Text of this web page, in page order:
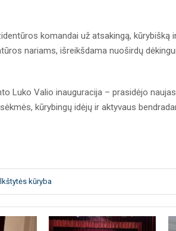
komandai už atsakingą, kūrybišką
nariams, išreikšdama nuoširdų
Luko Valio inauguracija – prasidėjo
kūrybingų idėjų ir aktyvaus
kūryba